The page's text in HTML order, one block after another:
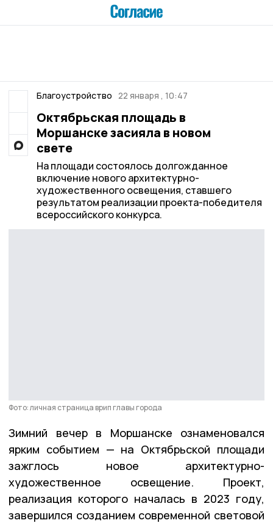
Благоустройство 22 января , 10:47
Октябрьская площадь в
Моршанске засияла в новом
свете
На площади состоялось долгожданное
включение нового архитектурно-
художественного освещения, ставшего
результатом реализации проекта-победителя
всероссийского конкурса.
Фото: личная страница врип главы города
Зимний вечер в Моршанске ознаменовался
ярким событием — на Октябрьской площади
зажглось новое архитектурно-
художественное освещение. Проект,
реализация которого началась в 2023 году,
завершился созданием современной световой